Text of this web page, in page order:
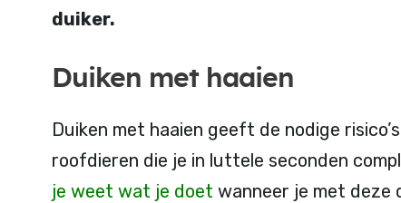
duiker.
Duiken met haaien
Duiken met haaien geeft de nodige
roofdieren die je in luttele seconden
je weet wat je doet wanneer je met deze